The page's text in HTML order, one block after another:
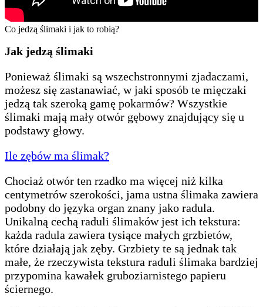
Co jedzą ślimaki i jak to robią?
Jak jedzą ślimaki
Ponieważ ślimaki są wszechstronnymi zjadaczami,
możesz się zastanawiać, w jaki sposób te mięczaki
jedzą tak szeroką gamę pokarmów? Wszystkie
ślimaki mają mały otwór gębowy znajdujący się u
podstawy głowy.
Ile zębów ma ślimak?
Chociaż otwór ten rzadko ma więcej niż kilka
centymetrów szerokości, jama ustna ślimaka zawiera
podobny do języka organ znany jako radula.
Unikalną cechą raduli ślimaków jest ich tekstura:
każda radula zawiera tysiące małych grzbietów,
które działają jak zęby. Grzbiety te są jednak tak
małe, że rzeczywista tekstura raduli ślimaka bardziej
przypomina kawałek gruboziarnistego papieru
ściernego.